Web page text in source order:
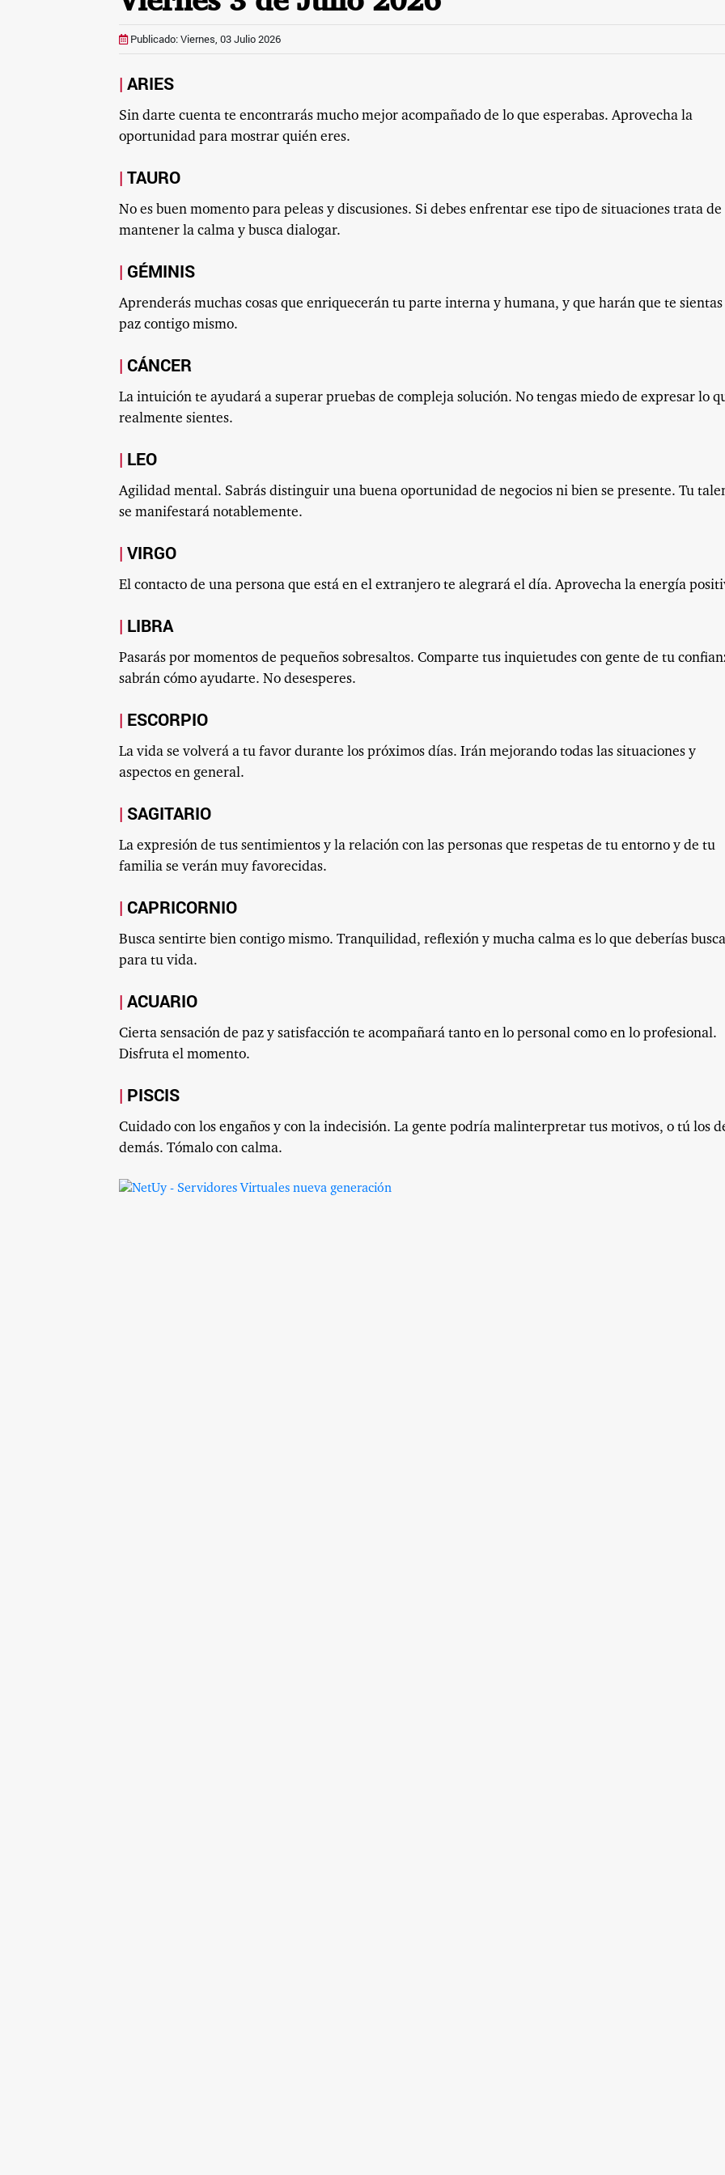
Publicado: Viernes, 03 Julio 2026
ARIES
Sin darte cuenta te encontrarás mucho mejor acompañado de lo que esperabas. Aprovecha la
oportunidad para mostrar quién eres.
TAURO
No es buen momento para peleas y discusiones. Si debes enfrentar ese tipo de situaciones trata de
mantener la calma y busca dialogar.
GÉMINIS
Aprenderás muchas cosas que enriquecerán tu parte interna y humana, y que harán que te sientas
paz contigo mismo.
CÁNCER
La intuición te ayudará a superar pruebas de compleja solución. No tengas miedo de expresar lo
realmente sientes.
LEO
Agilidad mental. Sabrás distinguir una buena oportunidad de negocios ni bien se presente. Tu
se manifestará notablemente.
VIRGO
El contacto de una persona que está en el extranjero te alegrará el día. Aprovecha la energía
LIBRA
Pasarás por momentos de pequeños sobresaltos. Comparte tus inquietudes con gente de tu
sabrán cómo ayudarte. No desesperes.
ESCORPIO
La vida se volverá a tu favor durante los próximos días. Irán mejorando todas las situaciones y
aspectos en general.
SAGITARIO
La expresión de tus sentimientos y la relación con las personas que respetas de tu entorno y de tu
familia se verán muy favorecidas.
CAPRICORNIO
Busca sentirte bien contigo mismo. Tranquilidad, reflexión y mucha calma es lo que deberías
para tu vida.
ACUARIO
Cierta sensación de paz y satisfacción te acompañará tanto en lo personal como en lo profesional.
Disfruta el momento.
PISCIS
Cuidado con los engaños y con la indecisión. La gente podría malinterpretar tus motivos, o tú los
demás. Tómalo con calma.